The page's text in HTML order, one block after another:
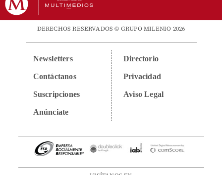
DERECHOS RESERVADOS © GRUPO MILENIO 2026
Newsletters
Contáctanos
Suscripciones
Anúnciate
Directorio
Privacidad
Aviso Legal